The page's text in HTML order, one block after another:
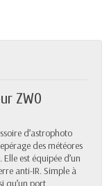
ZWO
d’astrophoto
des météores
est équipée d’un
anti-IR. Simple à
qu’un port